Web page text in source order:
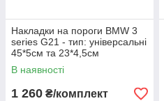
Накладки на пороги BMW 3
series G21 - тип: універсальні
45*5см та 23*4,5см
В наявності
1 260 ₴/комплект